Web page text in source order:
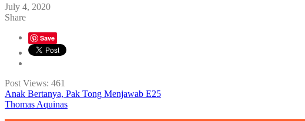
July 4, 2020
Share
Save
Post Views: 461
Anak Bertanya, Pak Tong Menjawab E25
Thomas Aquinas